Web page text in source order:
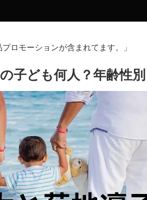
ロモーションが含まれてます。」
子ども何人？年齢性